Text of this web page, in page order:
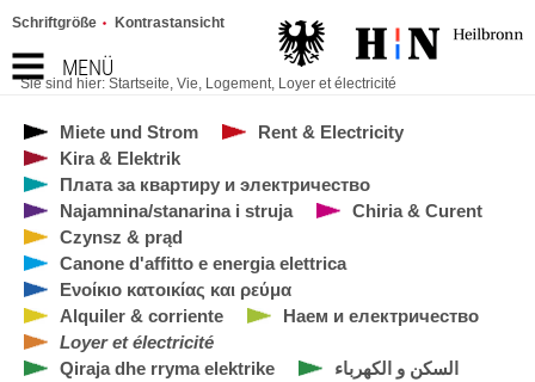
MENÜ
Schriftgröße Kontrastansicht
Sie sind hier: Startseite, Vie, Logement, Loyer et électricité
Miete und Strom
Rent & Electricity
Kira & Elektrik
Плата за квартиру и электричество
Najamnina/stanarina i struja
Chiria & Curent
Czynsz & prąd
Canone d'affitto e energia elettrica
Ενοίκιο κατοικίας και ρεύμα
Alquiler & corriente
Наем и електричество
Loyer et électricité
Qiraja dhe rryma elektrike
السكن و الكهرباء